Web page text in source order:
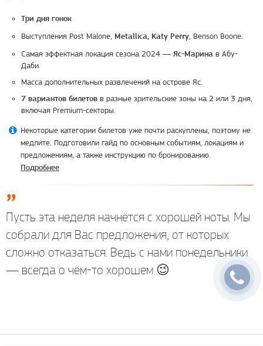
Три дня гонок
Выступления Post Malone, Metallica, Katy Perry , Benson Boone.
Самая эффектная локация сезона 2024 — Яс-Марина в Абу-
Даби.
Масса дополнительных развлечений на острове Яс.
7 вариантов билетов в разные зрительские зоны на 2 или 3 дня,
включая Premium-секторы.
Некоторые категории билетов уже почти раскуплены, поэтому не
медлите. Подготовили гайд по основным событиям, локациям и
предложениям, а также инструкцию по бронированию.
Подробнее
Пусть эта неделя начнётся с хорошей ноты. Мы
собрали для Вас предложения, от которых
сложно отказаться. Ведь с нами понедельники
— всегда о чём-то хорошем 😉